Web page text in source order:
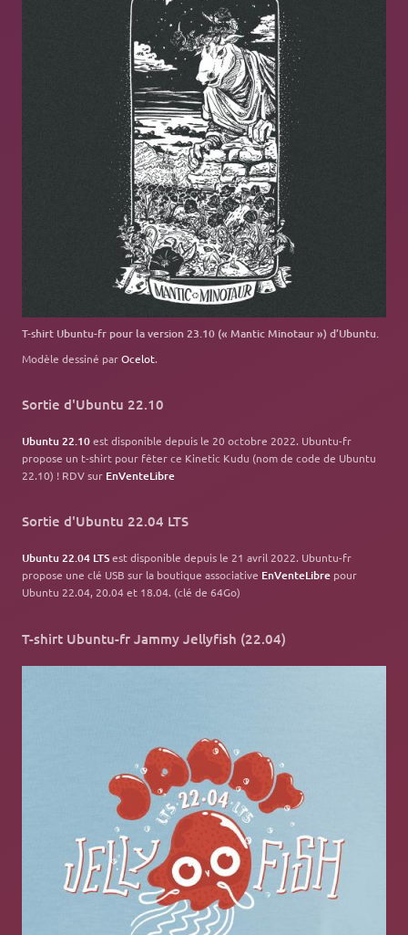
T-shirt Ubuntu-fr pour la version 23.10 (« Mantic Minotaur ») d’Ubuntu.
Modèle dessiné parOcelot.
Sortie d'Ubuntu 22.10
Ubuntu 22.10est disponible depuis le 20 octobre 2022. Ubuntu-fr
propose un t-shirt pour fêter ce Kinetic Kudu (nom de code de Ubuntu
22.10) ! RDV sur EnVenteLibre
Sortie d'Ubuntu 22.04 LTS
Ubuntu 22.04 LTSest disponible depuis le 21 avril 2022. Ubuntu-fr
propose une clé USB sur la boutique associative EnVenteLibre pour
Ubuntu 22.04, 20.04 et 18.04. (clé de 64Go)
T-shirt Ubuntu-fr Jammy Jellyfish (22.04)